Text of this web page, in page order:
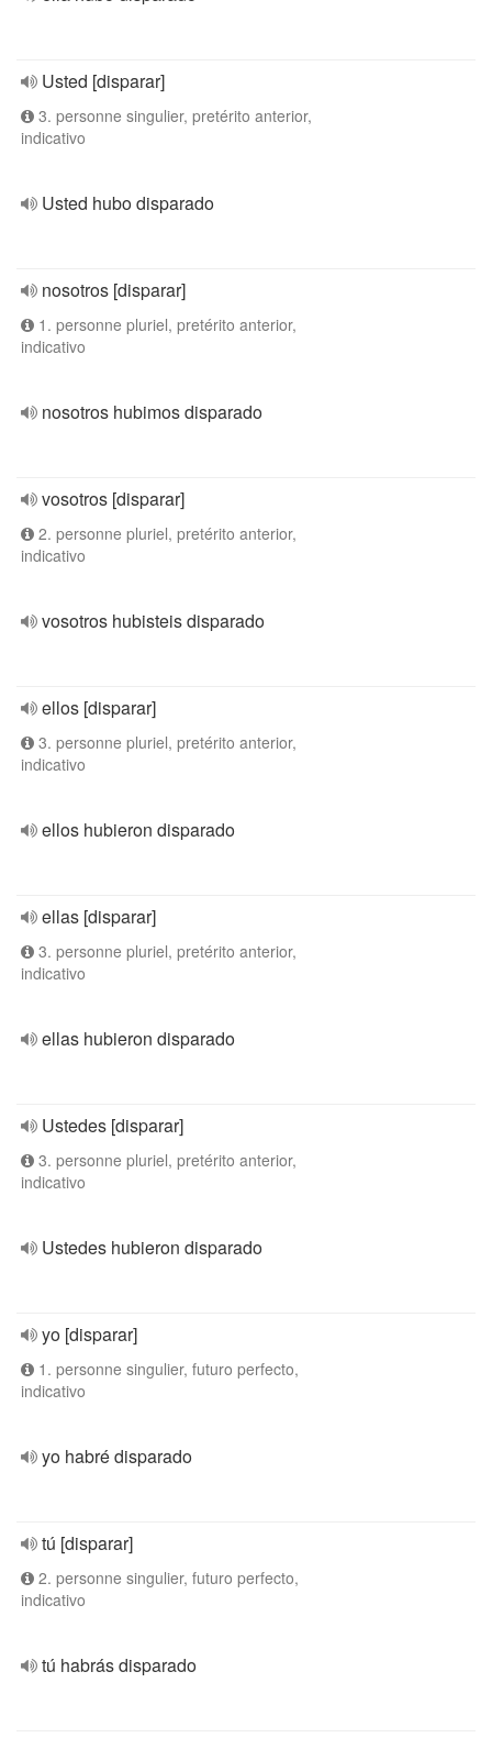
Usted [disparar]
3. personne singulier, pretérito anterior,
indicativo
Usted hubo disparado
nosotros [disparar]
1. personne pluriel, pretérito anterior,
indicativo
nosotros hubimos disparado
vosotros [disparar]
2. personne pluriel, pretérito anterior,
indicativo
vosotros hubisteis disparado
ellos [disparar]
3. personne pluriel, pretérito anterior,
indicativo
ellos hubieron disparado
ellas [disparar]
3. personne pluriel, pretérito anterior,
indicativo
ellas hubieron disparado
Ustedes [disparar]
3. personne pluriel, pretérito anterior,
indicativo
Ustedes hubieron disparado
yo [disparar]
1. personne singulier, futuro perfecto,
indicativo
yo habré disparado
tú [disparar]
2. personne singulier, futuro perfecto,
indicativo
tú habrás disparado